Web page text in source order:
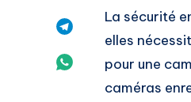
Twitter
Share
Telegram
Share
La sécurité
elles
pour une
caméras